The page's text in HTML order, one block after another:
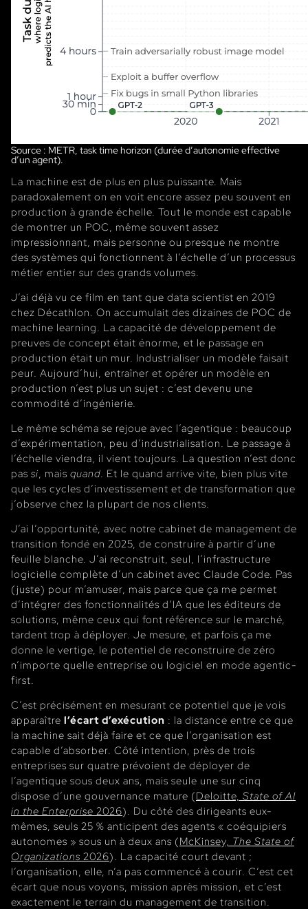
Source : METR, task time horizon (durée d’autonomie effective
d’un agent).
La machine est de plus en plus puissante. Mais
paradoxalement on en voit encore assez peu souvent en
production à grande échelle. Tout le monde est capable
de montrer un POC, même souvent assez
impressionnant, mais personne ou presque ne montre
des systèmes qui fonctionnent à l’échelle d’un processus
métier entier sur des grands volumes.
J’ai déjà vu ce film en tant que data scientist en 2019
chez Décathlon. On accumulait des dizaines de POC de
machine learning. La capacité de développement de
preuves de concept était énorme, et le passage en
production était un mur. Industrialiser un modèle faisait
peur. Aujourd’hui, entraîner et opérer un modèle en
production n’est plus un sujet : c’est devenu une
commodité d’ingénierie.
Le même schéma se rejoue avec l’agentique : beaucoup
d’expérimentation, peu d’industrialisation. Le passage à
l’échelle viendra, il vient toujours. La question n’est donc
pas si, mais quand. Et le quand arrive vite, bien plus vite
que les cycles d’investissement et de transformation que
j’observe chez la plupart de nos clients.
J’ai l’opportunité, avec notre cabinet de management de
transition fondé en 2025, de construire à partir d’une
feuille blanche. J’ai reconstruit, seul, l’infrastructure
logicielle complète d’un cabinet avec Claude Code. Pas
(juste) pour m’amuser, mais parce que ça me permet
d’intégrer des fonctionnalités d’IA que les éditeurs de
solutions, même ceux qui font référence sur le marché,
tardent trop à déployer. Je mesure, et parfois ça me
donne le vertige, le potentiel de reconstruire de zéro
n’importe quelle entreprise ou logiciel en mode agentic-
first.
C’est précisément en mesurant ce potentiel que je vois
apparaître l’écart d’exécution : la distance entre ce que
la machine sait déjà faire et ce que l’organisation est
capable d’absorber. Côté intention, près de trois
entreprises sur quatre prévoient de déployer de
l’agentique sous deux ans, mais seule une sur cinq
dispose d’une gouvernance mature (Deloitte, State of AI
in the Enterprise 2026). Du côté des dirigeants eux-
mêmes, seuls 25 % anticipent des agents « coéquipiers
autonomes » sous un à deux ans (McKinsey, The State of
Organizations 2026). La capacité court devant ;
l’organisation, elle, n’a pas commencé à courir. C’est cet
écart que nous voyons, mission après mission, et c’est
exactement le terrain du management de transition.